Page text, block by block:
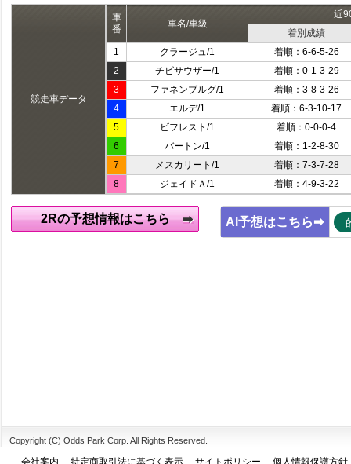
競走車データ
車
番
車名/車級
近
着別成績
1
クラージュ/1
着順：6-6-5-26
2
チビサウザー/1
着順：0-1-3-29
3
ファネンブルグ/1
着順：3-8-3-26
4
エルデ/1
着順：6-3-10-17
5
ビフレスト/1
着順：0-0-0-4
6
バートン/1
着順：1-2-8-30
7
メスカリート/1
着順：7-3-7-28
8
ジェイドＡ/1 着順：4-9-3-22
2Rの予想情報はこちら AI予想はこちら➡
Copyright (C) Odds Park Corp. All Rights Reserved.
会社案内 特定商取引法に基づく表示 サイトポリシー
個人情報保護方針